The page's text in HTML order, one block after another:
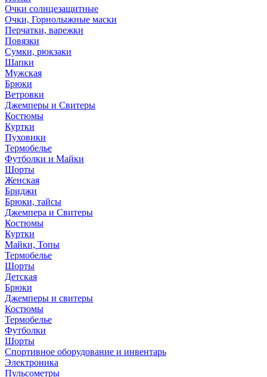
Очки солнцезащитные
Очки, Горнолыжные маски
Перчатки, варежки
Повязки
Сумки, рюкзаки
Шапки
Мужская
Брюки
Ветровки
Джемперы и Свитеры
Костюмы
Куртки
Пуховики
Термобелье
Футболки и Майки
Шорты
Женская
Бриджи
Брюки, тайсы
Джемпера и Свитеры
Костюмы
Куртки
Майки, Топы
Термобелье
Шорты
Детская
Брюки
Джемперы и свитеры
Костюмы
Термобелье
Футболки
Шорты
Спортивное оборудование и инвентарь
Электроника
Пульсометры